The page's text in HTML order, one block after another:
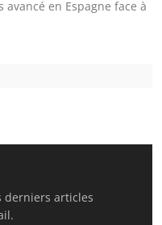
avancé en Espagne face à
derniers articles